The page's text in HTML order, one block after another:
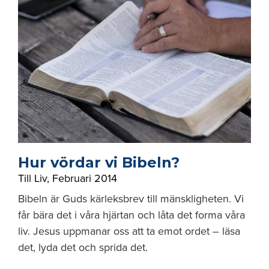
Hur vördar vi Bibeln?
Till Liv, Februari 2014
Bibeln är Guds kärleksbrev till mänskligheten. Vi
får bära det i våra hjärtan och låta det forma våra
liv. Jesus uppmanar oss att ta emot ordet – läsa
det, lyda det och sprida det.